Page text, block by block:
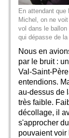
En attendant
Michel, on ne
vol dans le
qui dépasse de la
Nous en
par le bruit :
Val-Saint-
entendions.
au-dessus de
très faible.
décollage, il
s'approcher
pouvaient voir